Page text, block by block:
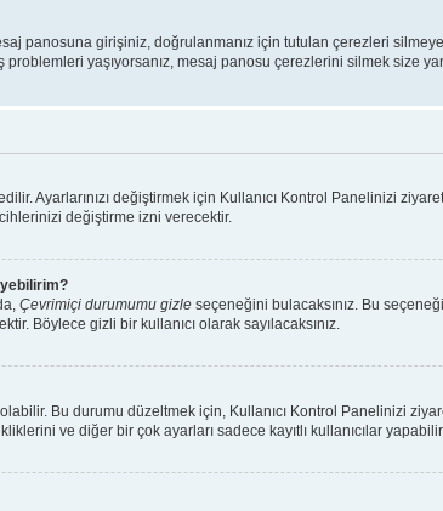
panosuna girişiniz, doğrulanmanız için tutulan çerezleri
yaşıyorsanız, mesaj panosu çerezlerini silmek size
Ayarlarınızı değiştirmek için Kullanıcı Kontrol Panelinizi
değiştirme izni verecektir.
Çevrimiçi durumumu gizle seçeneğini bulacaksınız. Bu
Böylece gizli bir kullanıcı olarak sayılacaksınız.
Bu durumu düzeltmek için, Kullanıcı Kontrol Panelinizi
ve diğer bir çok ayarları sadece kayıtlı kullanıcılar